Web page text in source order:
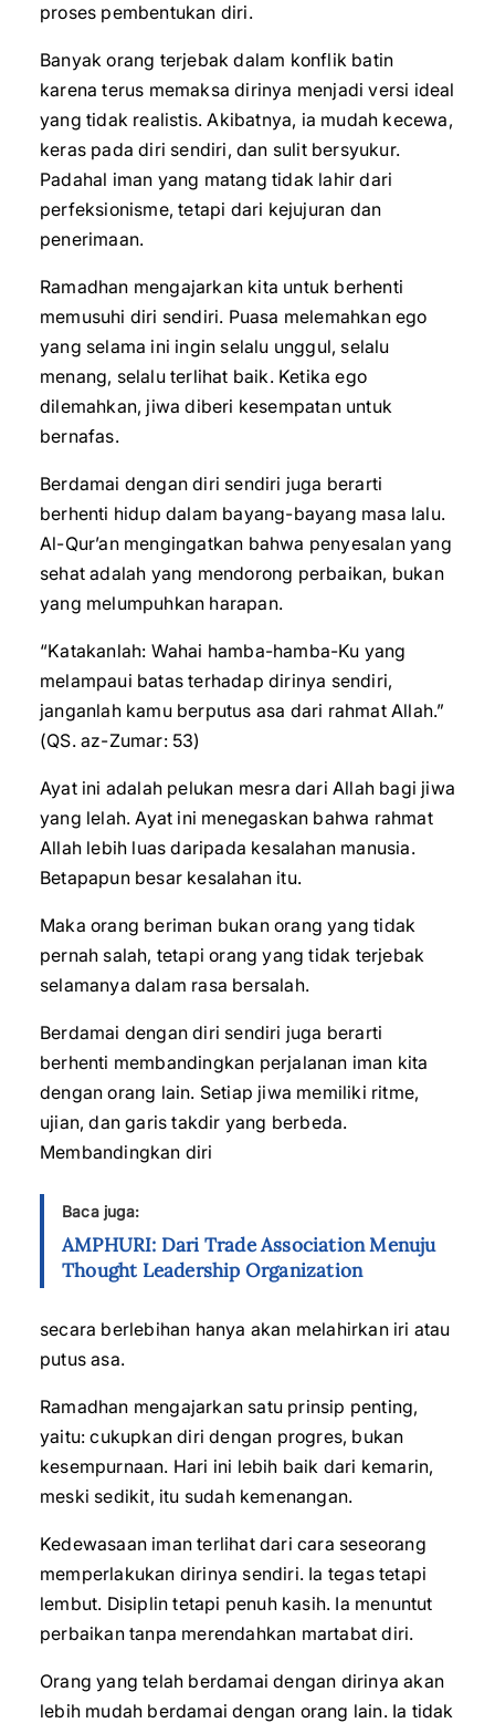
proses pembentukan diri.
Banyak orang terjebak dalam konflik batin
karena terus memaksa dirinya menjadi versi ideal
yang tidak realistis. Akibatnya, ia mudah kecewa,
keras pada diri sendiri, dan sulit bersyukur.
Padahal iman yang matang tidak lahir dari
perfeksionisme, tetapi dari kejujuran dan
penerimaan.
Ramadhan mengajarkan kita untuk berhenti
memusuhi diri sendiri. Puasa melemahkan ego
yang selama ini ingin selalu unggul, selalu
menang, selalu terlihat baik. Ketika ego
dilemahkan, jiwa diberi kesempatan untuk
bernafas.
Berdamai dengan diri sendiri juga berarti
berhenti hidup dalam bayang-bayang masa lalu.
Al-Qur’an mengingatkan bahwa penyesalan yang
sehat adalah yang mendorong perbaikan, bukan
yang melumpuhkan harapan.
“Katakanlah: Wahai hamba-hamba-Ku yang
melampaui batas terhadap dirinya sendiri,
janganlah kamu berputus asa dari rahmat Allah.”
(QS. az-Zumar: 53)
Ayat ini adalah pelukan mesra dari Allah bagi jiwa
yang lelah. Ayat ini menegaskan bahwa rahmat
Allah lebih luas daripada kesalahan manusia.
Betapapun besar kesalahan itu.
Maka orang beriman bukan orang yang tidak
pernah salah, tetapi orang yang tidak terjebak
selamanya dalam rasa bersalah.
Berdamai dengan diri sendiri juga berarti
berhenti membandingkan perjalanan iman kita
dengan orang lain. Setiap jiwa memiliki ritme,
ujian, dan garis takdir yang berbeda.
Membandingkan diri
Baca juga:
AMPHURI: Dari Trade Association Menuju
Thought Leadership Organization
secara berlebihan hanya akan melahirkan iri atau
putus asa.
Ramadhan mengajarkan satu prinsip penting,
yaitu: cukupkan diri dengan progres, bukan
kesempurnaan. Hari ini lebih baik dari kemarin,
meski sedikit, itu sudah kemenangan.
Kedewasaan iman terlihat dari cara seseorang
memperlakukan dirinya sendiri. Ia tegas tetapi
lembut. Disiplin tetapi penuh kasih. Ia menuntut
perbaikan tanpa merendahkan martabat diri.
Orang yang telah berdamai dengan dirinya akan
lebih mudah berdamai dengan orang lain. Ia tidak